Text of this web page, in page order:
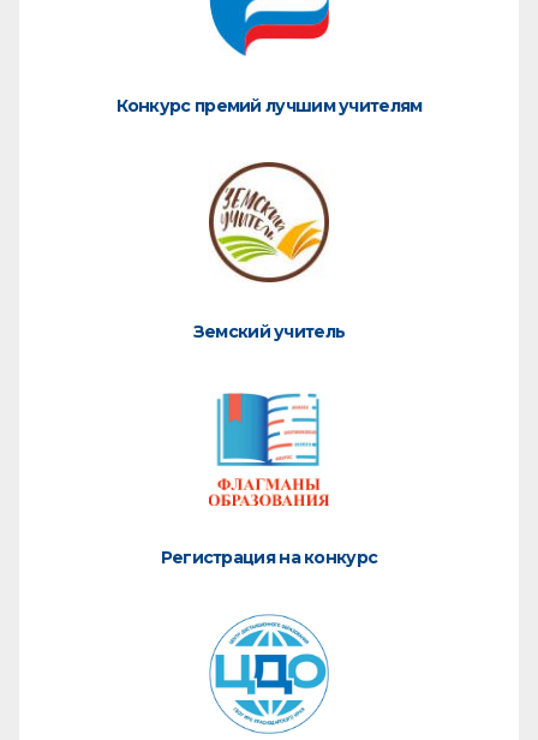
Конкурс премий лучшим учителям
Земский учитель
Регистрация на конкурс